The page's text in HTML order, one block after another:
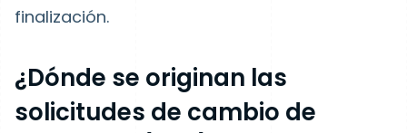
finalización.
¿Dónde se originan las
solicitudes de cambio de